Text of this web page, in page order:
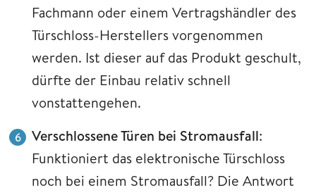
Fachmann oder einem Vertragshändler des
Türschloss-Herstellers vorgenommen
werden. Ist dieser auf das Produkt geschult,
dürfte der Einbau relativ schnell
vonstattengehen.
Verschlossene Türen bei Stromausfall:
Funktioniert das elektronische Türschloss
noch bei einem Stromausfall? Die Antwort